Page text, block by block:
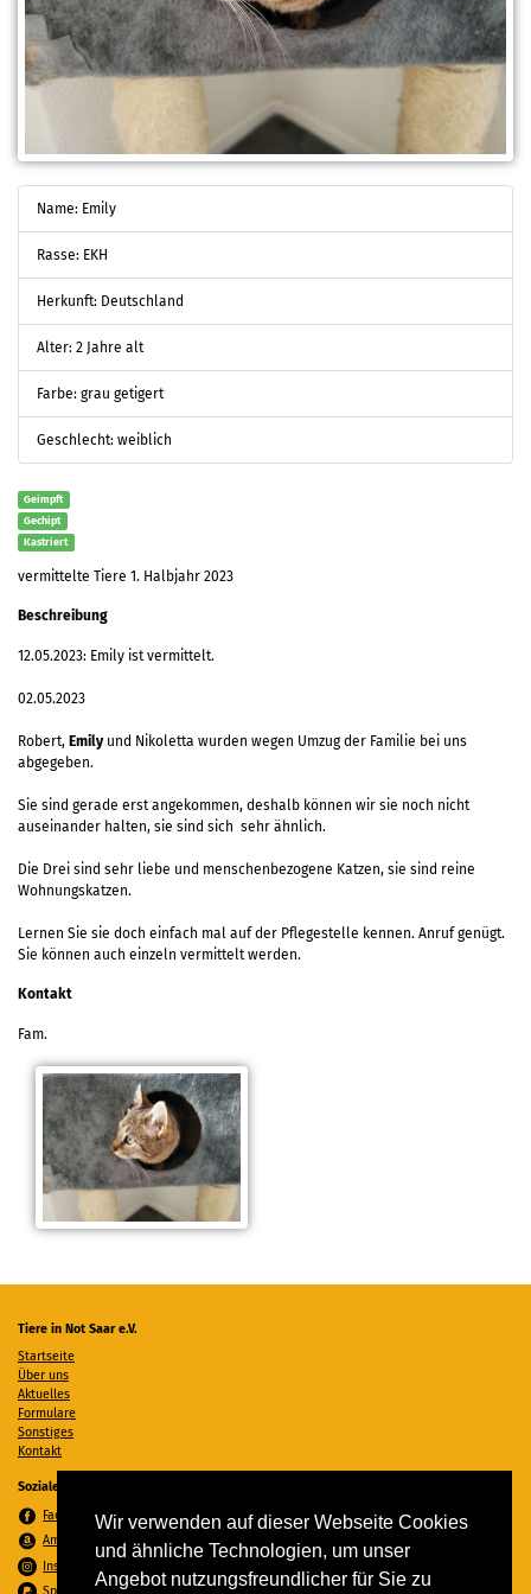
Wir verwenden auf dieser Webseite Cookies
und ähnliche Technologien, um unser
Angebot nutzungsfreundlicher für Sie zu
Name: Emily
Rasse: EKH
Herkunft: Deutschland
Alter: 2 Jahre alt
Farbe: grau getigert
Geschlecht: weiblich
Geimpft
Gechipt
Kastriert
vermittelte Tiere 1. Halbjahr 2023
Beschreibung
12.05.2023: Emily ist vermittelt.
02.05.2023
Robert, Emilyund Nikoletta wurden wegen Umzug der Familie bei uns
abgegeben.
Sie sind gerade erst angekommen, deshalb können wir sie noch nicht
auseinander halten, sie sind sich sehr ähnlich.
Die Drei sind sehr liebe und menschenbezogene Katzen, sie sind reine
Wohnungskatzen.
Lernen Sie sie doch einfach mal auf der Pflegestelle kennen. Anruf genügt.
Sie können auch einzeln vermittelt werden.
Kontakt
Fam.
Tiere in Not Saar e.V.
Startseite
Über uns
Aktuelles
Formulare
Sonstiges
Kontakt
Soziale Medien
Facebook
Amazon Wunschzettel
Instagram